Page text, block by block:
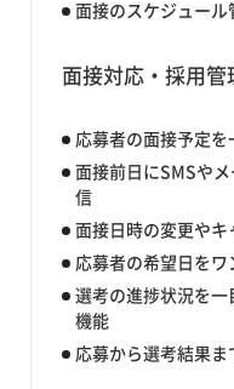
面接のスケジュール
面接対応・採用管
応募者の面接予定を
面接前日にSMSや
信
面接日時の変更やキ
応募者の希望日を
選考の進捗状況を一
機能
応募から選考結果